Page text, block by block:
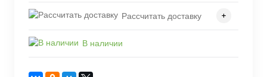
Рассчитать доставку
В наличии